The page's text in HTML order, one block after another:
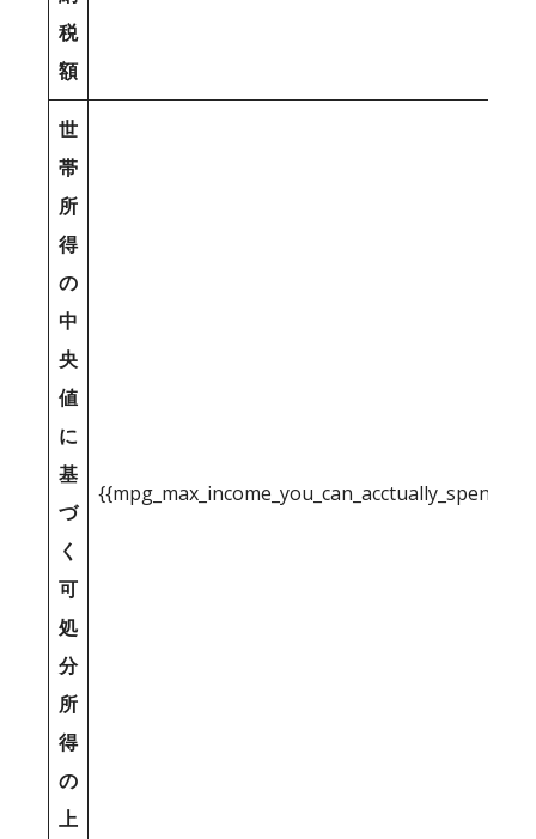
税
額
世
帯
所
得
の
中
央
値
に
基
づ
く
可
処
分
所
得
の
上